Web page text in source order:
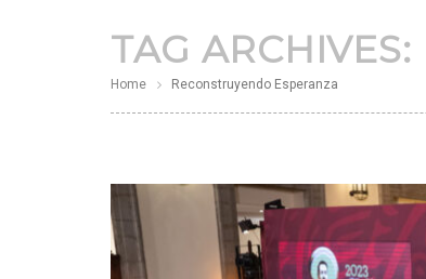
TAG ARCHIVES:
Home Reconstruyendo Esperanza